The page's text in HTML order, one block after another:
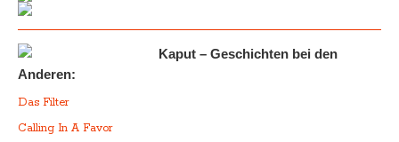
Kaput – Geschichten bei den
Anderen:
Das Filter
Calling In A Favor